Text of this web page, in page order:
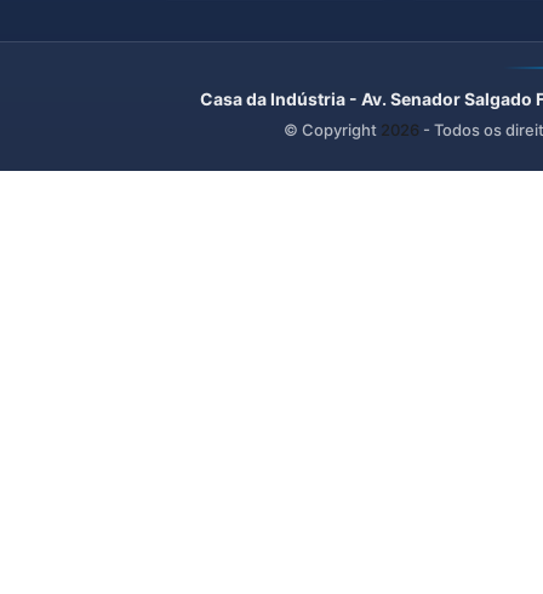
Casa da Indústria - Av. Senador
© Copyright 2026 - Todos os